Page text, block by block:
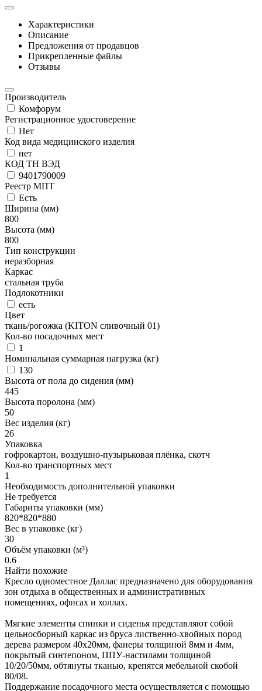
Характеристики
Описание
Предложения от продавцов
Прикрепленные файлы
Отзывы
Производитель
Комфорум
Регистрационное удостоверение
Нет
Код вида медицинского изделия
нет
КОД ТН ВЭД
9401790009
Реестр МПТ
Есть
Ширина (мм)
800
Высота (мм)
800
Тип конструкции
неразборная
Каркас
стальная труба
Подлокотники
есть
Цвет
ткань/рогожка (KITON сливочный 01)
Кол-во посадочных мест
1
Номинальная суммарная нагрузка (кг)
130
Высота от пола до сидения (мм)
445
Высота поролона (мм)
50
Вес изделия (кг)
26
Упаковка
гофрокартон, воздушно-пузырьковая плёнка, скотч
Кол-во транспортных мест
1
Необходимость дополнительной упаковки
Не требуется
Габариты упаковки (мм)
820*820*880
Вес в упаковке (кг)
30
Объём упаковки (м³)
0.6
Найти похожие
Кресло одноместное Даллас предназначено для оборудования
зон отдыха в общественных и административных
помещениях, офисах и холлах.
Мягкие элементы спинки и сиденья представляют собой
цельносборный каркас из бруса лиственно-хвойных пород
дерева размером 40х20мм, фанеры толщиной 8мм и 4мм,
покрытый синтепоном, ППУ-настилами толщиной
10/20/50мм, обтянуты тканью, крепятся мебельной скобой
80/08.
Поддержание посадочного места осуществляется с помощью